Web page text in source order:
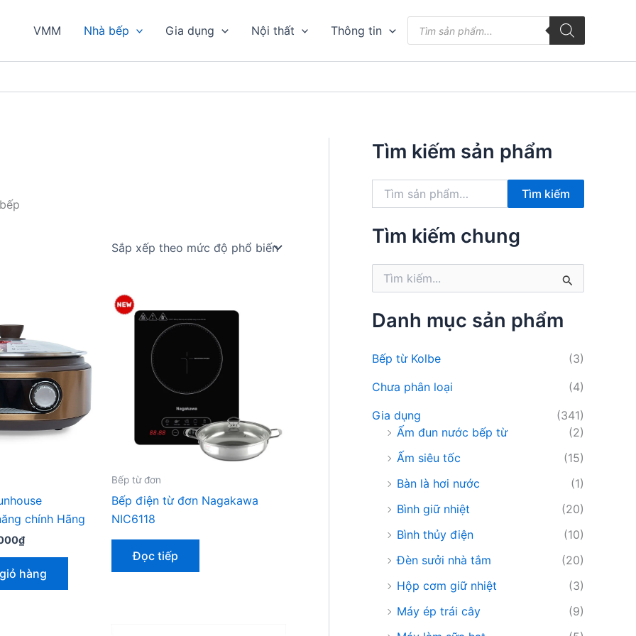
VMM Nhà bếp Gia dụng Nội thất Thông tin
kiếm
phẩm
chính Hãng
₫Giá
là:
795,000₫.
hàng
Bếp từ đơn
Bếp điện từ đơn Nagakawa
NIC6118
Đọc tiếp
Tìm kiếm sản phẩm
k
Tìm kiếm
Tìm kiếm chung
k
m
Danh mục sản phẩm
Bếp từ Kolbe
(3)
Chưa phân loại
(4)
Gia dụng
(341)
Ấm đun nước bếp từ
(2)
Ấm siêu tốc
(15)
Bàn là hơi nước
(1)
Bình giữ nhiệt
(20)
Bình thủy điện
(10)
Đèn sưởi nhà tắm
(20)
Hộp cơm giữ nhiệt
(3)
Máy ép trái cây
(9)